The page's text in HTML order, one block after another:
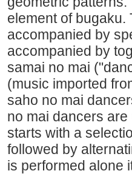
element of
accompanied by
accompanied by
samai no mai
(music imported
saho no mai
no mai dancers
starts with a
followed by
is performed alone